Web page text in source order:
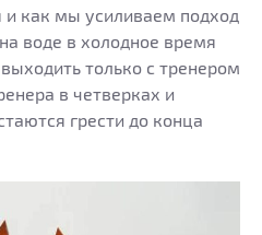
и как мы усиливаем подход
воде в холодное время
только с тренером
в четверках и
грести до конца